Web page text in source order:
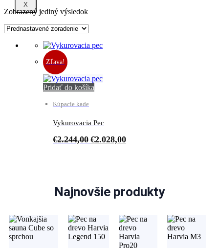
X
Zobrazený jediný výsledok
Zľava!
Pridať do košíka
Kúpacie kade
Vykurovacia Pec
€2.244,00 Original
€2.028,00Current
Najnovšie produkty